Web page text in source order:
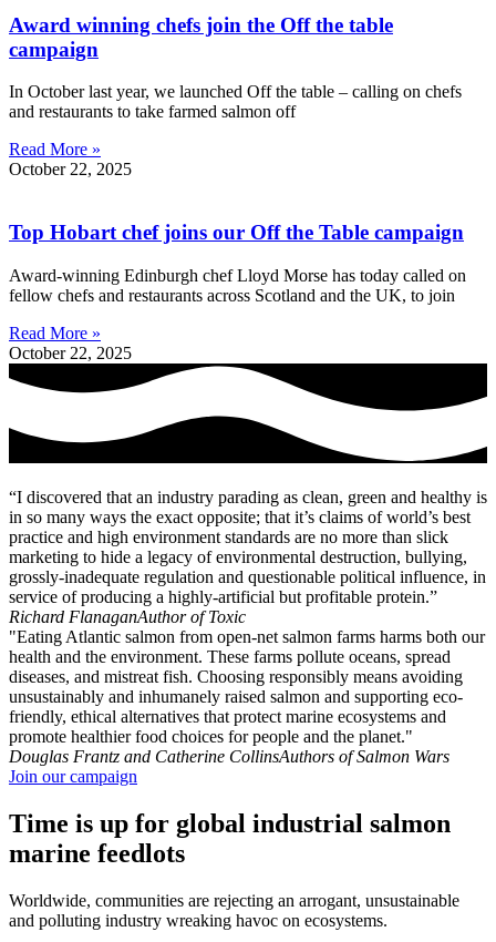
Award winning chefs join the Off the table
campaign
In October last year, we launched Off the table – calling on chefs
and restaurants to take farmed salmon off
Read More »
October 22, 2025
Top Hobart chef joins our Off the Table campaign
Award-winning Edinburgh chef Lloyd Morse has today called on
fellow chefs and restaurants across Scotland and the UK, to join
Read More »
October 22, 2025
“I discovered that an industry parading as clean, green and healthy is
in so many ways the exact opposite; that it’s claims of world’s best
practice and high environment standards are no more than slick
marketing to hide a legacy of environmental destruction, bullying,
grossly-inadequate regulation and questionable political influence, in
service of producing a highly-artificial but profitable protein.”
Richard FlanaganAuthor of Toxic
"Eating Atlantic salmon from open-net salmon farms harms both our
health and the environment. These farms pollute oceans, spread
diseases, and mistreat fish. Choosing responsibly means avoiding
unsustainably and inhumanely raised salmon and supporting eco-
friendly, ethical alternatives that protect marine ecosystems and
promote healthier food choices for people and the planet."
Douglas Frantz and Catherine CollinsAuthors of Salmon Wars
Join our campaign
Time is up for global industrial salmon
marine feedlots
Worldwide, communities are rejecting an arrogant, unsustainable
and polluting industry wreaking havoc on ecosystems.